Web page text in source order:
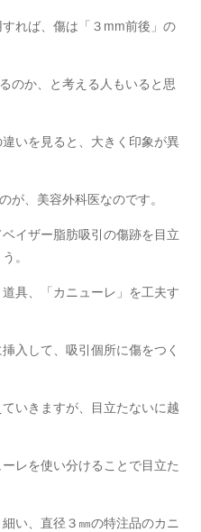
れば、傷は「３mm前後」の
のか、と考える人もいると思
いを見ると、大きく印象が異
が、美容外科医なのです。
イザー脂肪吸引の傷跡を目立
。
具、「カニューレ」を工夫す
入して、吸引個所に傷をつく
いきますが、目立たないに越
レを使い分けることで目立た
い、直径３㎜の特注品のカニ